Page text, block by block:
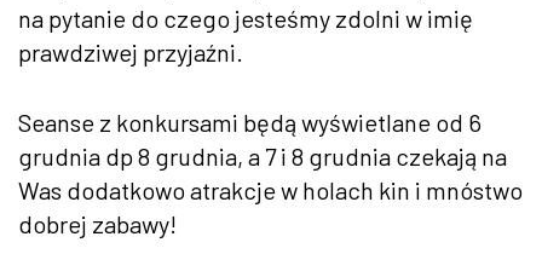
na pytanie do czego jesteśmy zdolni w imię
prawdziwej przyjaźni.
Seanse z konkursami będą wyświetlane od 6
grudnia dp 8 grudnia, a 7 i 8 grudnia czekają na
Was dodatkowo atrakcje w holach kin i mnóstwo
dobrej zabawy!